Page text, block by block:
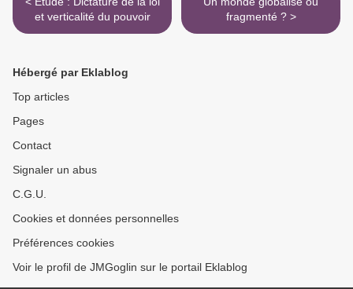
et verticalité du pouvoir
fragmenté ? >
Hébergé par Eklablog
Top articles
Pages
Contact
Signaler un abus
C.G.U.
Cookies et données personnelles
Préférences cookies
Voir le profil de JMGoglin sur le portail Eklablog